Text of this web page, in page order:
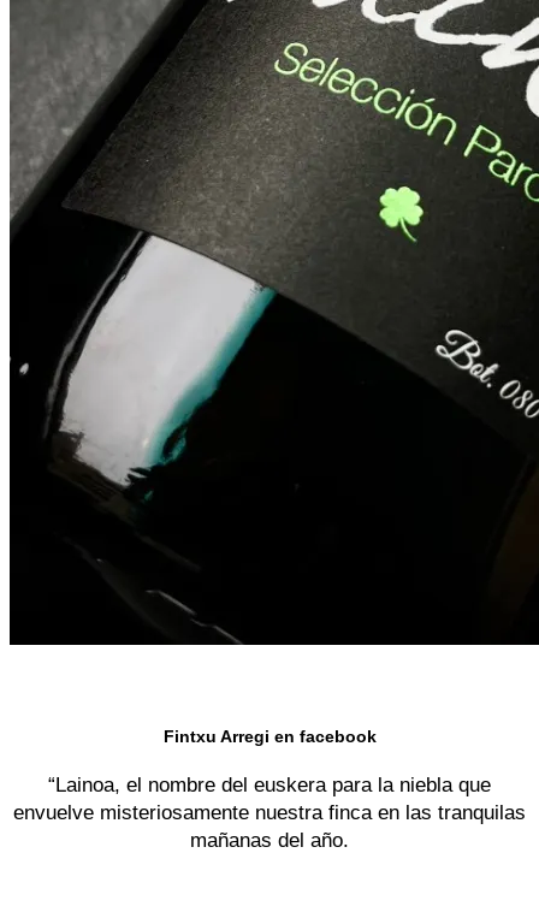
Fintxu Arregi en facebook
“Lainoa, el nombre del euskera para la niebla que
envuelve misteriosamente nuestra finca en las tranquilas
mañanas del año.